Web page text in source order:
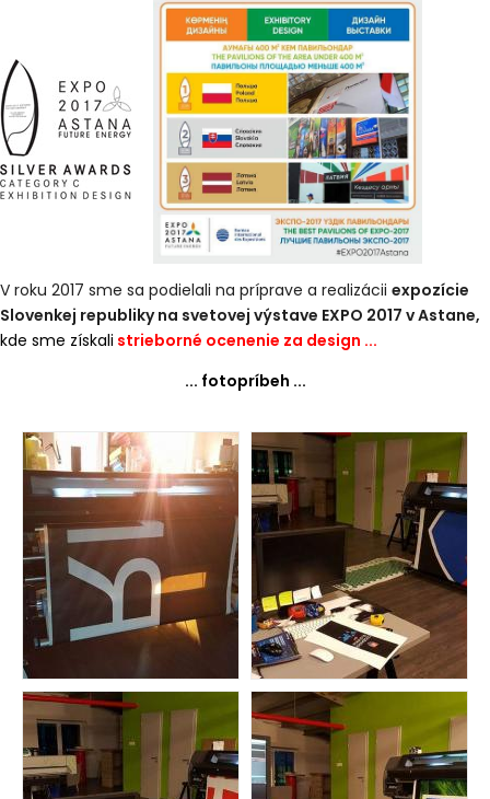
V roku 2017 sme sa podielali na príprave a realizácii expozície
Slovenkej republiky na svetovej výstave EXPO 2017 v Astane,
kde sme získali strieborné ocenenie za design ...
... fotopríbeh ...